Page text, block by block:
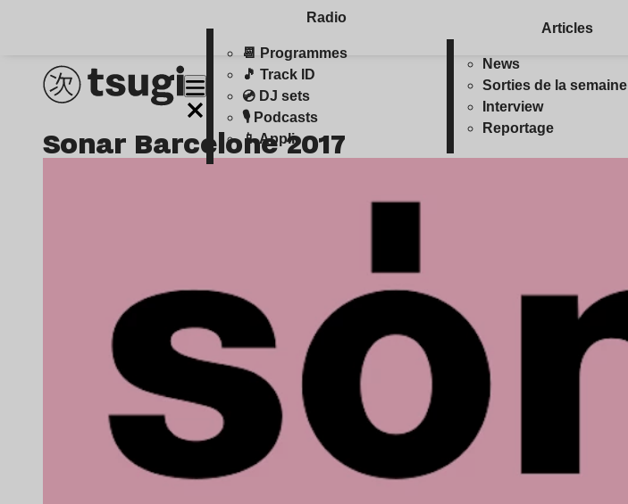
Radio
📆 Programmes
🎵 Track ID
💿 DJ sets
🎙️ Podcasts
📱 Appli
Articles
News
Sorties de la semaine
Interview
Reportage
Sonar Barcelone 2017